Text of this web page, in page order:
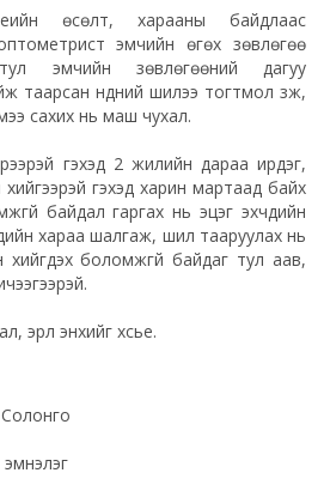
өсөлт, харааны байдлаас
эмчийн өгөх зөвлөгөө
эмчийн зөвлөгөөний дагуу
таарсан нүдний шилээ тогтмол зүүж,
сахих нь маш чухал.
гэхэд 2 жилийн дараа ирдэг,
хийгээрэй гэхэд харин мартаад байх
байдал гаргах нь эцэг эхчүүдийн
хараа шалгаж, шил тааруулах нь
боломжгүй байдаг тул аав,
эрүүл энхийг хүсье.
Солонго
эмнэлэг